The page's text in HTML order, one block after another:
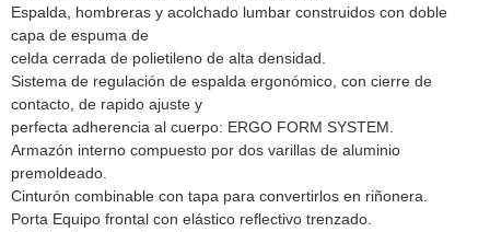
Espalda, hombreras y acolchado lumbar construidos con doble
capa de espuma de
celda cerrada de polietileno de alta densidad.
Sistema de regulación de espalda ergonómico, con cierre de
contacto, de rapido ajuste y
perfecta adherencia al cuerpo: ERGO FORM SYSTEM.
Armazón interno compuesto por dos varillas de aluminio
premoldeado.
Cinturón combinable con tapa para convertirlos en riñonera.
Porta Equipo frontal con elástico reflectivo trenzado.